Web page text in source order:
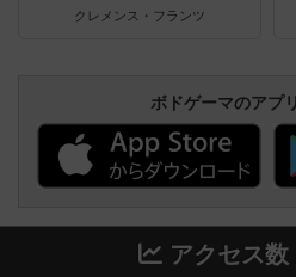
クレメンス・フランツ
ボドゲーマのアプ
アクセス数